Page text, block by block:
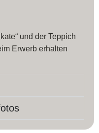
und der Teppich
Erwerb erhalten